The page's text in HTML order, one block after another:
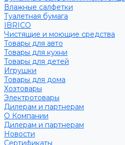
Влажные салфетки
Туалетная бумага
IBRICO
Чистящие и моющие средства
Товары для авто
Товары для кухни
Товары для детей
Игрушки
Товары для дома
Хозтовары
Электротовары
Дилерам и партнерам
О Компании
Дилерам и партнерам
Новости
Сертификаты